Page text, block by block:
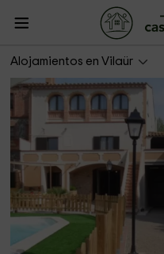
Alojamientos en Vilaür